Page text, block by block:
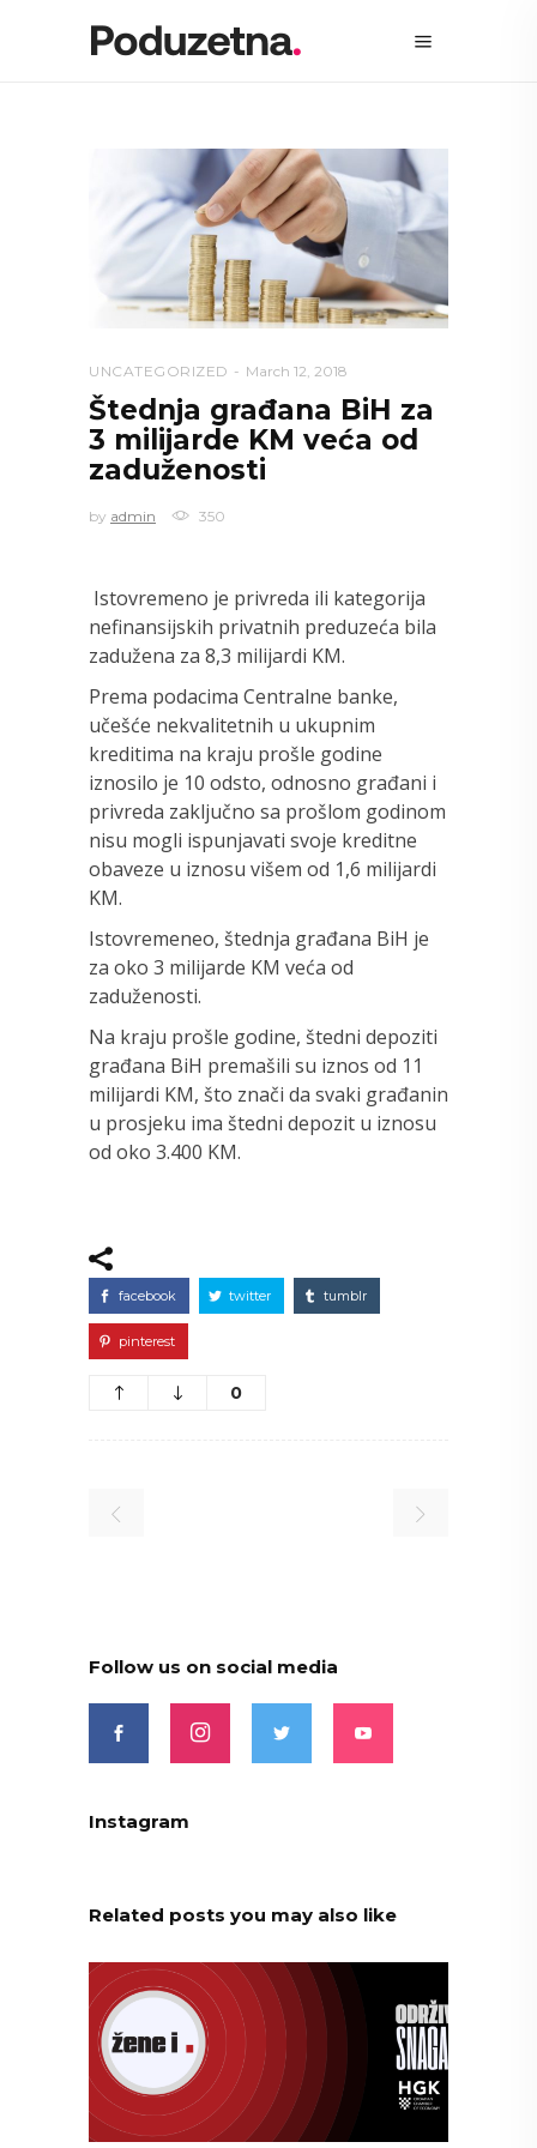
UNCATEGORIZED March 12, 2018
Štednja građana BiH za
3 milijarde KM veća od
zaduženosti
by admin 350
Istovremeno je privreda ili kategorija
nefinansijskih privatnih preduzeća bila
zadužena za 8,3 milijardi KM.
Prema podacima Centralne banke,
učešće nekvalitetnih u ukupnim
kreditima na kraju prošle godine
iznosilo je 10 odsto, odnosno građani i
privreda zaključno sa prošlom godinom
nisu mogli ispunjavati svoje kreditne
obaveze u iznosu višem od 1,6 milijardi
KM.
Istovremeneo, štednja građana BiH je
za oko 3 milijarde KM veća od
zaduženosti.
Na kraju prošle godine, štedni depoziti
građana BiH premašili su iznos od 11
milijardi KM, što znači da svaki građanin
u prosjeku ima štedni depozit u iznosu
od oko 3.400 KM.
facebook twitter tumblr
pinterest
0
Follow us on social media
Instagram
Related posts you may also like